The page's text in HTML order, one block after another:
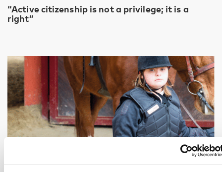
“Active citizenship is not a privilege; it is a
right”